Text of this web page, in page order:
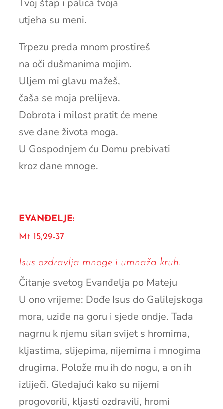
Tvoj štap i palica tvoja
utjeha su meni.
Trpezu preda mnom prostireš
na oči dušmanima mojim.
Uljem mi glavu mažeš,
čaša se moja prelijeva.
Dobrota i milost pratit će mene
sve dane života moga.
U Gospodnjem ću Domu prebivati
kroz dane mnoge.
EVANĐELJE:
Mt 15,29-37
Isus ozdravlja mnoge i umnaža kruh.
Čitanje svetog Evanđelja po Mateju
U ono vrijeme: Dođe Isus do Galilejskoga
mora, uziđe na goru i sjede ondje. Tada
nagrnu k njemu silan svijet s hromima,
kljastima, slijepima, nijemima i mnogima
drugima. Polože mu ih do nogu, a on ih
izliječi. Gledajući kako su nijemi
progovorili, kljasti ozdravili, hromi